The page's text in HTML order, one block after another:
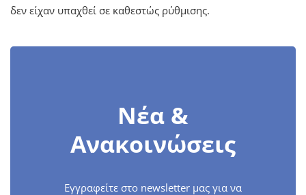
δεν είχαν υπαχθεί σε καθεστώς ρύθμισης.
Νέα &
Ανακοινώσεις
Εγγραφείτε στο newsletter μας για να